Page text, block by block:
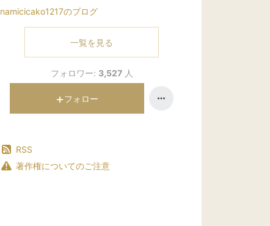
namicicako1217のブログ
一覧を見る
フォロワー: 3,527 人
フォロー
RSS
著作権についてのご注意